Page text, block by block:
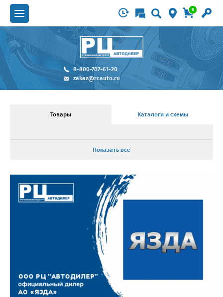
0
8-800-707-61-20
zakaz@rcauto.ru
Товары Каталоги и схемы
Показать все